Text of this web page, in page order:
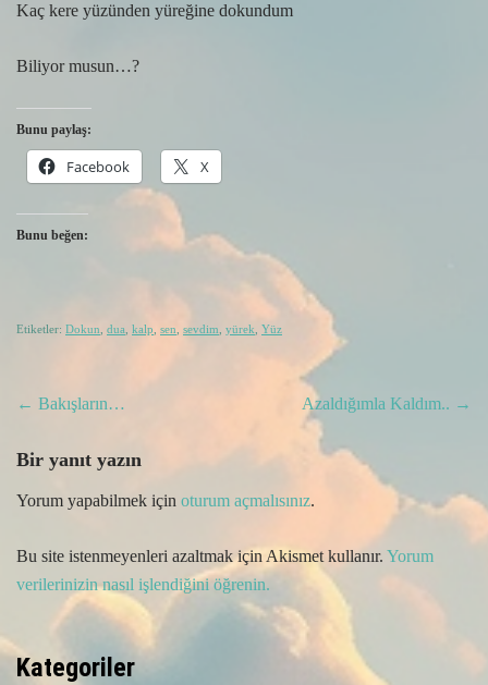
Kaç kere yüzünden yüreğine dokundum
Biliyor musun…?
Bunu paylaş:
Facebook X
Bunu beğen:
Etiketler: Dokun dua kalp sen sevdim yürek Yüz
Post
navigation
← Bakışların… Azaldığımla Kaldım.. →
Bir yanıt yazın
Yorum yapabilmek için oturum açmalısınız.
Bu site istenmeyenleri azaltmak için Akismet kullanır. Yorum
verilerinizin nasıl işlendiğini öğrenin.
Kategoriler